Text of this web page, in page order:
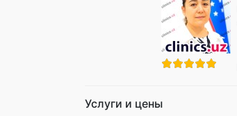
Услуги и цены